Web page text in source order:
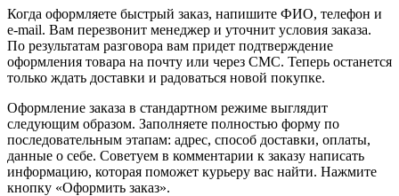
Когда оформляете быстрый заказ, напишите ФИО, телефон и
e-mail. Вам перезвонит менеджер и уточнит условия заказа.
По результатам разговора вам придет подтверждение
оформления товара на почту или через СМС. Теперь останется
только ждать доставки и радоваться новой покупке.
Оформление заказа в стандартном режиме выглядит
следующим образом. Заполняете полностью форму по
последовательным этапам: адрес, способ доставки, оплаты,
данные о себе. Советуем в комментарии к заказу написать
информацию, которая поможет курьеру вас найти. Нажмите
кнопку «Оформить заказ».